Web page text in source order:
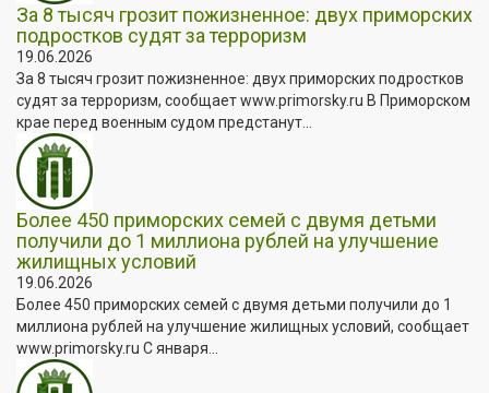
За 8 тысяч грозит пожизненное: двух приморских
подростков судят за терроризм
19.06.2026
За 8 тысяч грозит пожизненное: двух приморских подростков
судят за терроризм, сообщает www.primorsky.ru В Приморском
крае перед военным судом предстанут...
Более 450 приморских семей с двумя детьми
получили до 1 миллиона рублей на улучшение
жилищных условий
19.06.2026
Более 450 приморских семей с двумя детьми получили до 1
миллиона рублей на улучшение жилищных условий, сообщает
www.primorsky.ru С января...